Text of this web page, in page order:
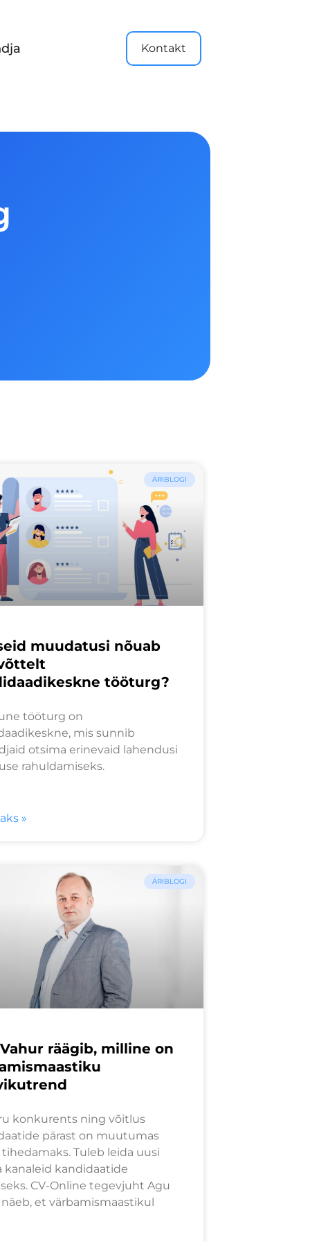
Kontakt
ÄRIBLOGI
muudatusi nõuab
tööturg?
tööturg on
mis sunnib
otsima erinevaid lahendusi
rahuldamiseks.
»
ÄRIBLOGI
räägib, milline on
konkurents ning võitlus
pärast on muutumas
tihedamaks. Tuleb leida uusi
kanaleid kandidaatide
CV-Online tegevjuht Agu
et värbamismaastikul